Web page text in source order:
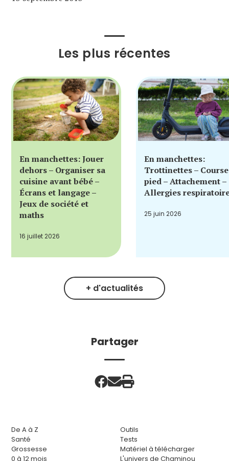
Les plus récentes
En manchettes: Jouer
dehors – Organiser sa
cuisine avant bébé –
Écrans et langage –
Jeux de société et
maths
16 juillet 2026
En manchettes:
Trottinettes –
pied – Attachement –
Allergies
25 juin 2026
+ d'actualités
Partager
De A à Z
Santé
Grossesse
0 à 12 mois
Outils
Tests
Matériel à télécharger
L'univers de Chaminou